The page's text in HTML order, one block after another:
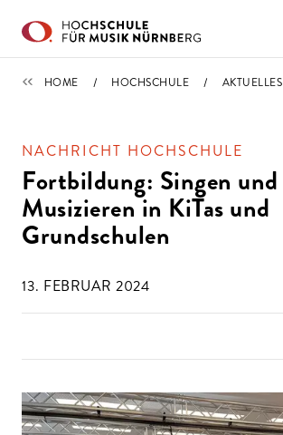
NACHRICHTEN
HOME HOCHSCHULE AKTUELLES
NACHRICHT HOCHSCHULE
Fortbildung: Singen und
Musizieren in KiTas und
Grundschulen
13. FEBRUAR 2024